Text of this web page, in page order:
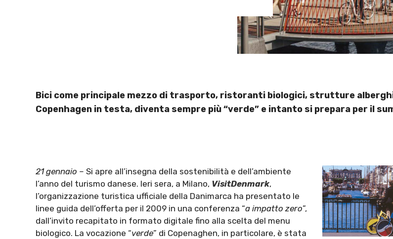
Bici come principale mezzo di trasporto, ristoranti biologici, strutture
Copenhagen in testa, diventa sempre più “verde” e intanto si prepara per il
21 gennaio – Si apre all’insegna della sostenibilità e dell’ambiente
l’anno del turismo danese. Ieri sera, a Milano, VisitDenmark,
l’organizzazione turistica ufficiale della Danimarca ha presentato le
linee guida dell’offerta per il 2009 in una conferenza “a impatto zero”,
dall’invito recapitato in formato digitale fino alla scelta del menu
biologico. La vocazione “verde” di Copenaghen, in particolare, è stata